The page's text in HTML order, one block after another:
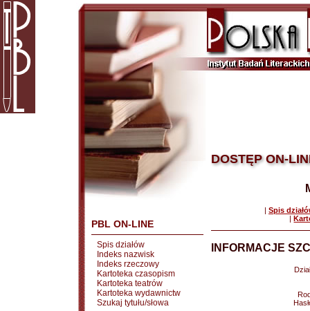
PBL ON-LINE
Spis działów
Indeks nazwisk
Indeks rzeczowy
Kartoteka czasopism
Kartoteka teatrów
Kartoteka wydawnictw
Szukaj tytułu/słowa
DOSTĘP ON-
| Spis
|
INFORMACJE